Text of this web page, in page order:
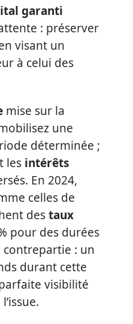
garanti
: préserver
visant un
à celui des
mise sur la
une
déterminée ;
les intérêts
En 2024,
celles de
destaux
pour des durées
contrepartie : un
durant cette
visibilité